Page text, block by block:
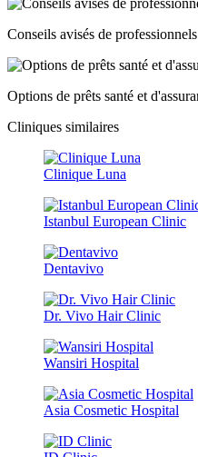
Conseils avisés de
Options de prêts santé et
Cliniques similaires
Clinique Luna
Istanbul European Clinic
Dentavivo
Dr. Vivo Hair Clinic
Wansiri Hospital
Asia Cosmetic Hospital